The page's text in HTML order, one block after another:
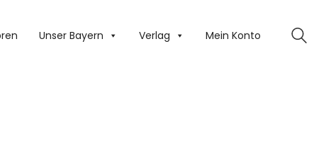
Unser Bayern Verlag Mein Konto